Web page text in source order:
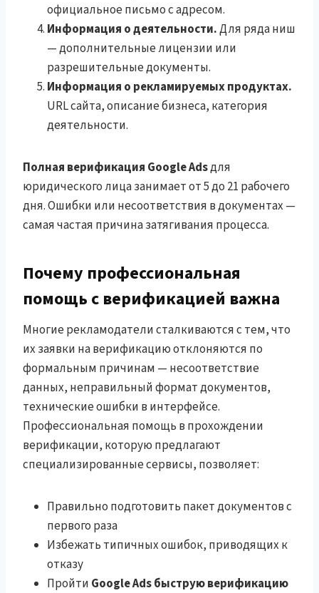
официальное письмо с адресом.
Информация о деятельности.Для ряда ниш
— дополнительные лицензии или
разрешительные документы.
Информация о рекламируемых продуктах.
URL сайта, описание бизнеса, категория
деятельности.
Полная верификация Google Adsдля
юридического лица занимает от 5 до 21 рабочего
дня. Ошибки или несоответствия в документах —
самая частая причина затягивания процесса.
Почему профессиональная
помощь с верификацией важна
Многие рекламодатели сталкиваются с тем, что
их заявки на верификацию отклоняются по
формальным причинам — несоответствие
данных, неправильный формат документов,
технические ошибки в интерфейсе.
Профессиональная помощь в прохождении
верификации, которую предлагают
специализированные сервисы, позволяет:
Правильно подготовить пакет документов с
первого раза
Избежать типичных ошибок, приводящих к
отказу
Пройти Google Ads быструю верификацию